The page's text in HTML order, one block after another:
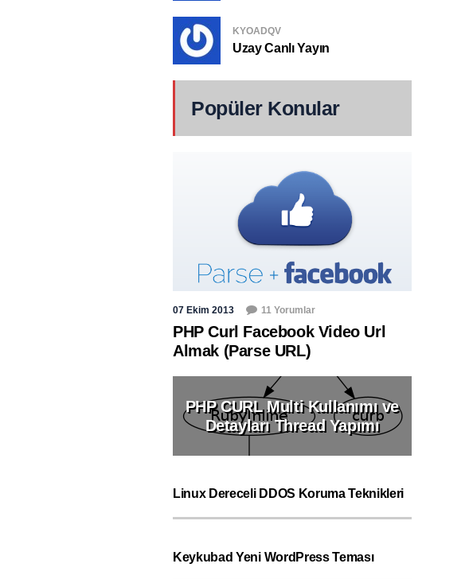
KYOADQV
Uzay Canlı Yayın
Popüler Konular
07 Ekim 2013 11 Yorumlar
PHP Curl Facebook Video Url
Almak (Parse URL)
PHP CURL Multi Kullanımı ve
Detayları Thread Yapımı
Linux Dereceli DDOS Koruma Teknikleri
Keykubad Yeni WordPress Teması